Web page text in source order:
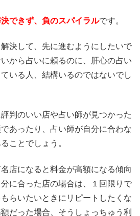
できず、負のスパイラルです。
決して、先に進むようにしたいで
から占いに頼るのに、肝心の占い
いる人、結構いるのではないでし
判のいい店や占い師が見つかった
あったり、占い師が自分に合わな
ことでしょう。
店になると料金が高額になる傾向
に合った店の場合は、１回限りで
らいたいときにリピートしたくな
だった場合、そうしょっちゅう利